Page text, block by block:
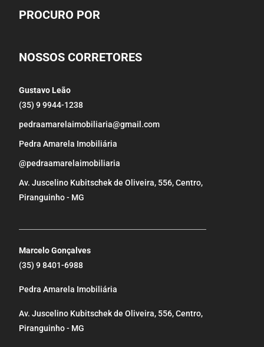
PROCURO POR
NOSSOS CORRETORES
Gustavo Leão
(35) 9 9944-1238
pedraamarelaimobiliaria@gmail.com
Pedra Amarela Imobiliária
@pedraamarelaimobiliaria
Av. Juscelino Kubitschek de Oliveira, 556, Centro,
Piranguinho - MG
Marcelo Gonçalves
(35) 9 8401-6988
Pedra Amarela Imobiliária
Av. Juscelino Kubitschek de Oliveira, 556, Centro,
Piranguinho - MG